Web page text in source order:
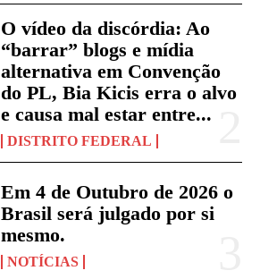
O vídeo da discórdia: Ao
“barrar” blogs e mídia
alternativa em Convenção
do PL, Bia Kicis erra o alvo
e causa mal estar entre...
DISTRITO FEDERAL
Em 4 de Outubro de 2026 o
Brasil será julgado por si
mesmo.
NOTÍCIAS